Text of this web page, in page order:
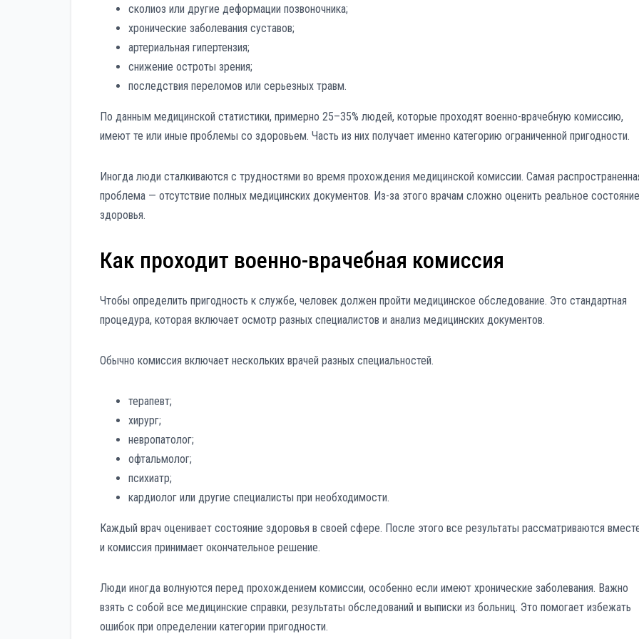
сколиоз или другие деформации позвоночника;
хронические заболевания суставов;
артериальная гипертензия;
снижение остроты зрения;
последствия переломов или серьезных травм.
По данным медицинской статистики, примерно 25–35% людей, которые проходят военно-врачебную комиссию,
имеют те или иные проблемы со здоровьем. Часть из них получает именно категорию ограниченной пригодности.
Иногда люди сталкиваются с трудностями во время прохождения медицинской комиссии. Самая
проблема — отсутствие полных медицинских документов. Из-за этого врачам сложно оценить реальное состояние
здоровья.
Как проходит военно-врачебная комиссия
Чтобы определить пригодность к службе, человек должен пройти медицинское обследование. Это стандартная
процедура, которая включает осмотр разных специалистов и анализ медицинских документов.
Обычно комиссия включает нескольких врачей разных специальностей.
терапевт;
хирург;
невропатолог;
офтальмолог;
психиатр;
кардиолог или другие специалисты при необходимости.
Каждый врач оценивает состояние здоровья в своей сфере. После этого все результаты рассматриваются
и комиссия принимает окончательное решение.
Люди иногда волнуются перед прохождением комиссии, особенно если имеют хронические заболевания. Важно
взять с собой все медицинские справки, результаты обследований и выписки из больниц. Это помогает избежать
ошибок при определении категории пригодности.